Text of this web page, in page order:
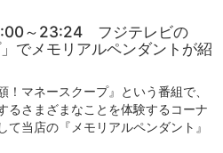
～23:24 フジテレビの
でメモリアルペンダントが紹
マネースクープ』という番組で、
るさまざまなことを体験するコーナ
当店の『メモリアルペンダント』